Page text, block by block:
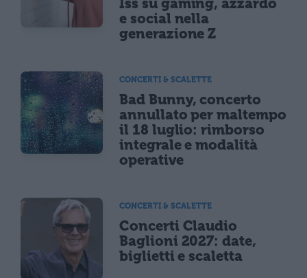
Iss su gaming, azzardo
e social nella
generazione Z
CONCERTI & SCALETTE
Bad Bunny, concerto
annullato per maltempo
il 18 luglio: rimborso
integrale e modalità
operative
CONCERTI & SCALETTE
Concerti Claudio
Baglioni 2027: date,
biglietti e scaletta